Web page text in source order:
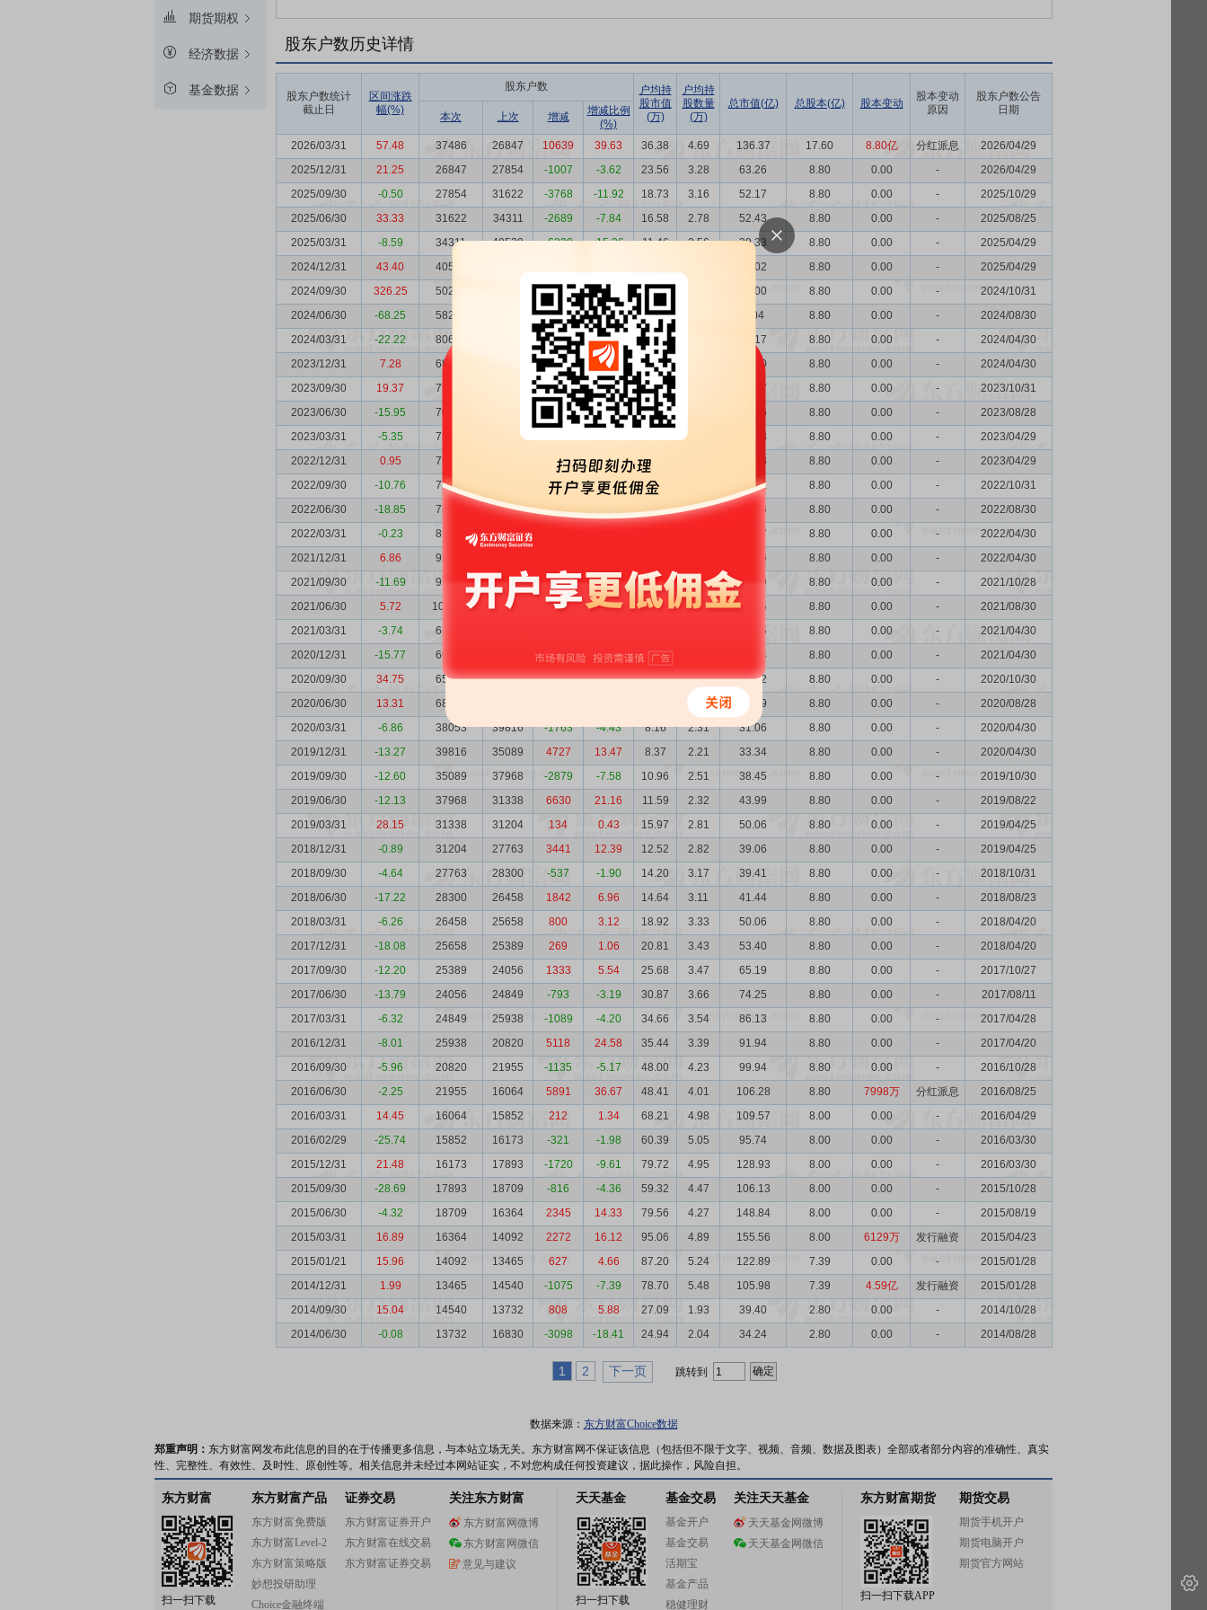
期货期权
经济数据
基金数据
股东户数历史详情
股东户数统计
截止日
区间涨跌
幅(%)
股东户数
户均持
股市值
(万)
户均持
股数量
(万)
总市值(亿) 总股本(亿) 股本变动
股本变动
原因
股东户数公告
日期
本次 上次 增减
增减比例
(%)
2026/03/31
57.48 37486 26847 10639 39.63 36.38 4.69 136.37 17.60 8.80亿 分红派息
2026/04/29
2025/12/31
21.25 26847 27854 -1007 -3.62 23.56 3.28 63.26 8.80 0.00 -
2026/04/29
2025/09/30
-0.50 27854 31622 -3768 -11.92 18.73 3.16 52.17 8.80 0.00 -
2025/10/29
2025/06/30
33.33 31622 34311 -2689 -7.84 16.58 2.78 52.43 8.80 0.00 -
2025/08/25
2025/03/31
-8.59 34311 40539 -6228 -15.36 11.46 2.56 39.33 8.80 0.00 -
2025/04/29
2024/12/31
43.40 40539 43.02 8.80 0.00 -
2025/04/29
2024/09/30
326.25 50208 -8067 -13.84 5.98 30.00 8.80 0.00 -
2024/10/31
2024/06/30
-68.25 58275 -22382 -27.75 1.21 7.04 8.80 0.00 -
2024/08/30
2024/03/31
-22.22 80657 12001 17.48 2.75 22.17 8.80 0.00 -
2024/04/30
2023/12/31
7.28 68656 -4597 -6.28 4.15 28.50 8.80 0.00 -
2024/04/30
2023/09/30
19.37 73253 2302 3.24 3.63 26.57 8.80 0.00 -
2023/10/31
2023/06/30
-15.95 70951 -2589 -3.52 3.14 22.26 8.80 0.00 -
2023/08/28
2023/03/31
-5.35 73540 75245 1.20 26.48 8.80 0.00 -
2023/04/29
2022/12/31
0.95 75245 -648 -0.85 3.72 27.98 8.80 0.00 -
2023/04/29
2022/09/30
-10.76 75893 -2744 -3.49 3.65 27.71 8.80 0.00 -
2022/10/31
2022/06/30
-18.85 78637 85930 -7293 3.95 1.12 31.06 8.80 0.00 -
2022/08/30
2022/03/31
-0.23 85930 92682 38.27 8.80 0.00 -
2022/04/30
2021/12/31
6.86 92682 38.36 8.80 0.00 -
2022/04/30
2021/09/30
-11.69 92999 100908 -7909 -7.84 3.86 0.95 35.89 8.80 0.00 -
2021/10/28
2021/06/30
5.72 100908 64887 36021 55.51 4.03 0.87 40.65 8.80 0.00 -
2021/08/30
2021/03/31
-3.74 64887 38.45 8.80 0.00 -
2021/04/30
2020/12/31
-15.77 60901 -4892 -7.44 6.56 39.94 8.80 0.00 -
2021/04/30
2020/09/30
34.75 65793 68966 -3173 -4.60 7.21 1.34 47.42 8.80 0.00 -
2020/10/30
2020/06/30
13.31 68966 1.28 35.19 8.80 0.00 -
2020/08/28
2020/03/31
-6.86 38053 39816 -1763 -4.43 8.16 2.31 31.06 8.80 0.00 -
2020/04/30
2019/12/31
-13.27 39816 35089 4727 13.47 8.37 2.21 33.34 8.80 0.00 -
2020/04/30
2019/09/30
-12.60 35089 37968 -2879 -7.58 10.96 2.51 38.45 8.80 0.00 -
2019/10/30
2019/06/30
-12.13 37968 31338 6630 21.16 11.59 2.32 43.99 8.80 0.00 -
2019/08/22
2019/03/31
28.15 31338 31204 134 0.43 15.97 2.81 50.06 8.80 0.00 -
2019/04/25
2018/12/31
-0.89 31204 27763 3441 12.39 12.52 2.82 39.06 8.80 0.00 -
2019/04/25
2018/09/30
-4.64 27763 28300 -537 -1.90 14.20 3.17 39.41 8.80 0.00 -
2018/10/31
2018/06/30
-17.22 28300 26458 1842 6.96 14.64 3.11 41.44 8.80 0.00 -
2018/08/23
2018/03/31
-6.26 26458 25658 800 3.12 18.92 3.33 50.06 8.80 0.00 -
2018/04/20
2017/12/31
-18.08 25658 25389 269 1.06 20.81 3.43 53.40 8.80 0.00 -
2018/04/20
2017/09/30
-12.20 25389 24056 1333 5.54 25.68 3.47 65.19 8.80 0.00 -
2017/10/27
2017/06/30
-13.79 24056 24849 -793 -3.19 30.87 3.66 74.25 8.80 0.00 -
2017/08/11
2017/03/31
-6.32 24849 25938 -1089 -4.20 34.66 3.54 86.13 8.80 0.00 -
2017/04/28
2016/12/31
-8.01 25938 20820 5118 24.58 35.44 3.39 91.94 8.80 0.00 -
2017/04/20
2016/09/30
-5.96 20820 21955 -1135 -5.17 48.00 4.23 99.94 8.80 0.00 -
2016/10/28
2016/06/30
-2.25 21955 16064 5891 36.67 48.41 4.01 106.28 8.80 7998万 分红派息
2016/08/25
2016/03/31
14.45 16064 15852 212 1.34 68.21 4.98 109.57 8.00 0.00 -
2016/04/29
2016/02/29
-25.74 15852 16173 -321 -1.98 60.39 5.05 95.74 8.00 0.00 -
2016/03/30
2015/12/31
21.48 16173 17893 -1720 -9.61 79.72 4.95 128.93 8.00 0.00 -
2016/03/30
2015/09/30
-28.69 17893 18709 -816 -4.36 59.32 4.47 106.13 8.00 0.00 -
2015/10/28
2015/06/30
-4.32 18709 16364 2345 14.33 79.56 4.27 148.84 8.00 0.00 -
2015/08/19
2015/03/31
16.89 16364 14092 2272 16.12 95.06 4.89 155.56 8.00 6129万 发行融资
2015/04/23
2015/01/21
15.96 14092 13465 627 4.66 87.20 5.24 122.89 7.39 0.00 -
2015/01/28
2014/12/31
1.99 13465 14540 -1075 -7.39 78.70 5.48 105.98 7.39 4.59亿 发行融资
2015/01/28
2014/09/30
15.04 14540 13732 808 5.88 27.09 1.93 39.40 2.80 0.00 -
2014/10/28
2014/06/30
-0.08 13732 16830 -3098 -18.41 24.94 2.04 34.24 2.80 0.00 - 2014/08/28
1 2 下一页 跳转到
数据来源： 东方财富Choice数据
郑重声明： 东方财富网发布此信息的目的在于传播更多信息，与本站立场无关。东方财富网不保证该信息（包括但不限于文字、视频、音频、数据及图表）全部或者部分内容的准确性、真实
性、完整性、有效性、及时性、原创性等。相关信息并未经过本网站证实，不对您构成任何投资建议，据此操作，风险自担。
东方财富
扫一扫下载
东方财富产品
东方财富免费版
东方财富Level-2
东方财富策略版
妙想投研助理
Choice金融终端
证券交易
东方财富证券开户
东方财富在线交易
东方财富证券交易
关注东方财富
东方财富网微博
东方财富网微信
意见与建议
天天基金
扫一扫下载
基金交易
基金开户
基金交易
活期宝
基金产品
稳健理财
关注天天基金
天天基金网微博
天天基金网微信
东方财富期货
扫一扫下载APP
期货交易
期货手机开户
期货电脑开户
期货官方网站